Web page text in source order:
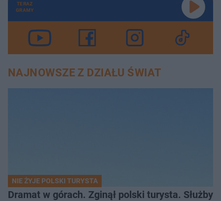
TERAZ
GRAMY
NAJNOWSZE Z DZIAŁU ŚWIAT
NIE ŻYJE POLSKI TURYSTA
Dramat w górach. Zginął polski turysta. Służby